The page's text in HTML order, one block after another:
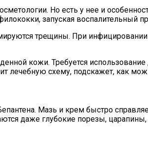
Но есть у нее и
запуская воспалительный
трещины. При инфицировании
кожи. Требуется
лечебную схему, подскажет, как
Мазь и крем быстро
даже глубокие порезы,